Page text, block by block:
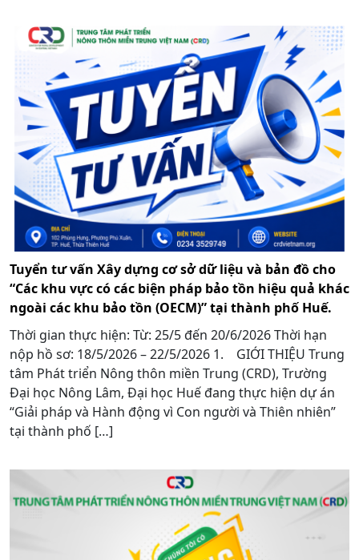
Tuyển tư vấn Xây dựng cơ sở dữ liệu và bản đồ cho
“Các khu vực có các biện pháp bảo tồn hiệu quả khác
ngoài các khu bảo tồn (OECM)” tại thành phố Huế.
Thời gian thực hiện: Từ: 25/5 đến 20/6/2026 Thời hạn
nộp hồ sơ: 18/5/2026 – 22/5/2026 1. GIỚI THIỆU Trung
tâm Phát triển Nông thôn miền Trung (CRD), Trường
Đại học Nông Lâm, Đại học Huế đang thực hiện dự án
“Giải pháp và Hành động vì Con người và Thiên nhiên”
tại thành phố […]